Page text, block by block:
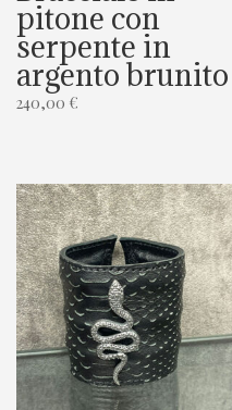
pitone con
serpente in
argento brunito
240,00 €